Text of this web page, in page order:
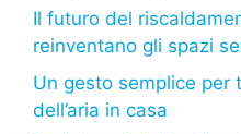
Il futuro del
reinventano gli spazi
Un gesto semplice per
dell’aria in casa